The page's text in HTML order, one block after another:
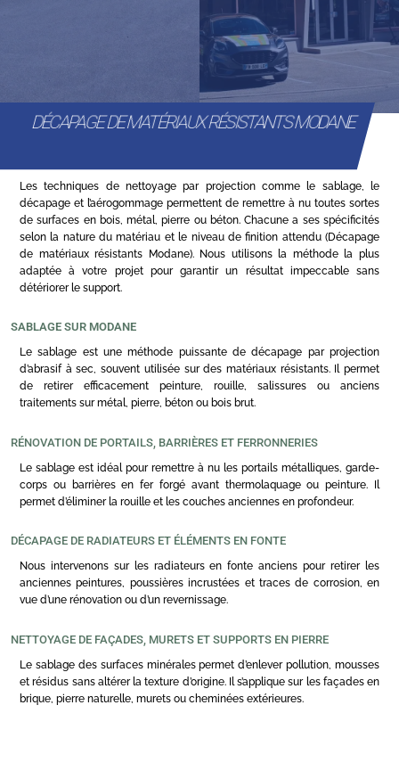
DÉCAPAGE DE MATÉRIAUX RÉSISTANTS MODANE
Les techniques de nettoyage par projection comme le sablage, le
décapage et l’aérogommage permettent de remettre à nu toutes sortes
de surfaces en bois, métal, pierre ou béton. Chacune a ses spécificités
selon la nature du matériau et le niveau de finition attendu (Décapage
de matériaux résistants Modane). Nous utilisons la méthode la plus
adaptée à votre projet pour garantir un résultat impeccable sans
détériorer le support.
SABLAGE SUR MODANE
Le sablage est une méthode puissante de décapage par projection
d’abrasif à sec, souvent utilisée sur des matériaux résistants. Il permet
de retirer efficacement peinture, rouille, salissures ou anciens
traitements sur métal, pierre, béton ou bois brut.
RÉNOVATION DE PORTAILS, BARRIÈRES ET FERRONNERIES
Le sablage est idéal pour remettre à nu les portails métalliques, garde-
corps ou barrières en fer forgé avant thermolaquage ou peinture. Il
permet d’éliminer la rouille et les couches anciennes en profondeur.
DÉCAPAGE DE RADIATEURS ET ÉLÉMENTS EN FONTE
Nous intervenons sur les radiateurs en fonte anciens pour retirer les
anciennes peintures, poussières incrustées et traces de corrosion, en
vue d’une rénovation ou d’un revernissage.
NETTOYAGE DE FAÇADES, MURETS ET SUPPORTS EN PIERRE
Le sablage des surfaces minérales permet d’enlever pollution, mousses
et résidus sans altérer la texture d’origine. Il s’applique sur les façades en
brique, pierre naturelle, murets ou cheminées extérieures.